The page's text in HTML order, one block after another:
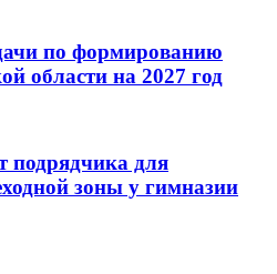
по формированию
области на 2027 год
подрядчика для
зоны у гимназии